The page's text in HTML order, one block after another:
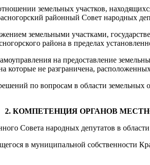
земельных участков,
районный Совет народных
земельными участками,
района в пределах
на предоставление
которые не разграничена,
по вопросам в области
2. КОМПЕТЕНЦИЯ ОРГАНОВ
Совета народных депутатов в
в муниципальной собственности